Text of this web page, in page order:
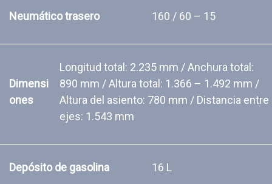
Neumático trasero 160 / 60 – 15
Dimensi
ones
Longitud total: 2.235 mm / Anchura total:
890 mm / Altura total: 1.366 – 1.492 mm /
Altura del asiento: 780 mm / Distancia entre
ejes: 1.543 mm
Depósito de gasolina 16 L